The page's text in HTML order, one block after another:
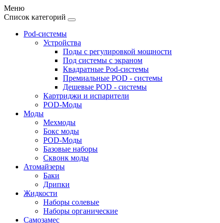
Меню
Список категорий
Pod-системы
Устройства
Поды с регулировкой мощности
Под системы с экраном
Квадратные Pod-системы
Премиальные POD - системы
Дешевые POD - системы
Картриджи и испарители
POD-Моды
Моды
Мехмоды
Бокс моды
POD-Моды
Базовые наборы
Сквонк моды
Атомайзеры
Баки
Дрипки
Жидкости
Наборы солевые
Наборы органические
Самозамес